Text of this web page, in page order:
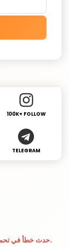
100K+ FOLLOW
TELEGRAM
حدث خطأ في تحميل المنتجات المشابهة. يرجى المحاولة مرة أخرى.